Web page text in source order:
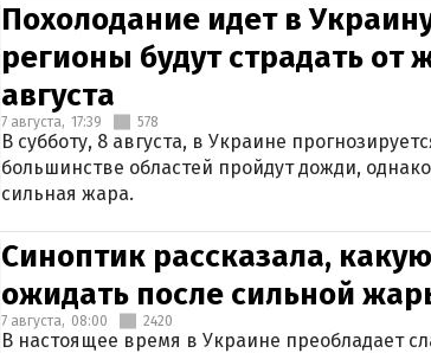
Похолодание идет в
регионы будут страдать от
августа
7 августа, 17:39 578
В субботу, 8 августа, в Украине
большинстве областей пройдут дожди,
сильная жара.
Синоптик рассказала,
ожидать после сильной
7 августа, 08:00 2420
В настоящее время в Украине преобладает